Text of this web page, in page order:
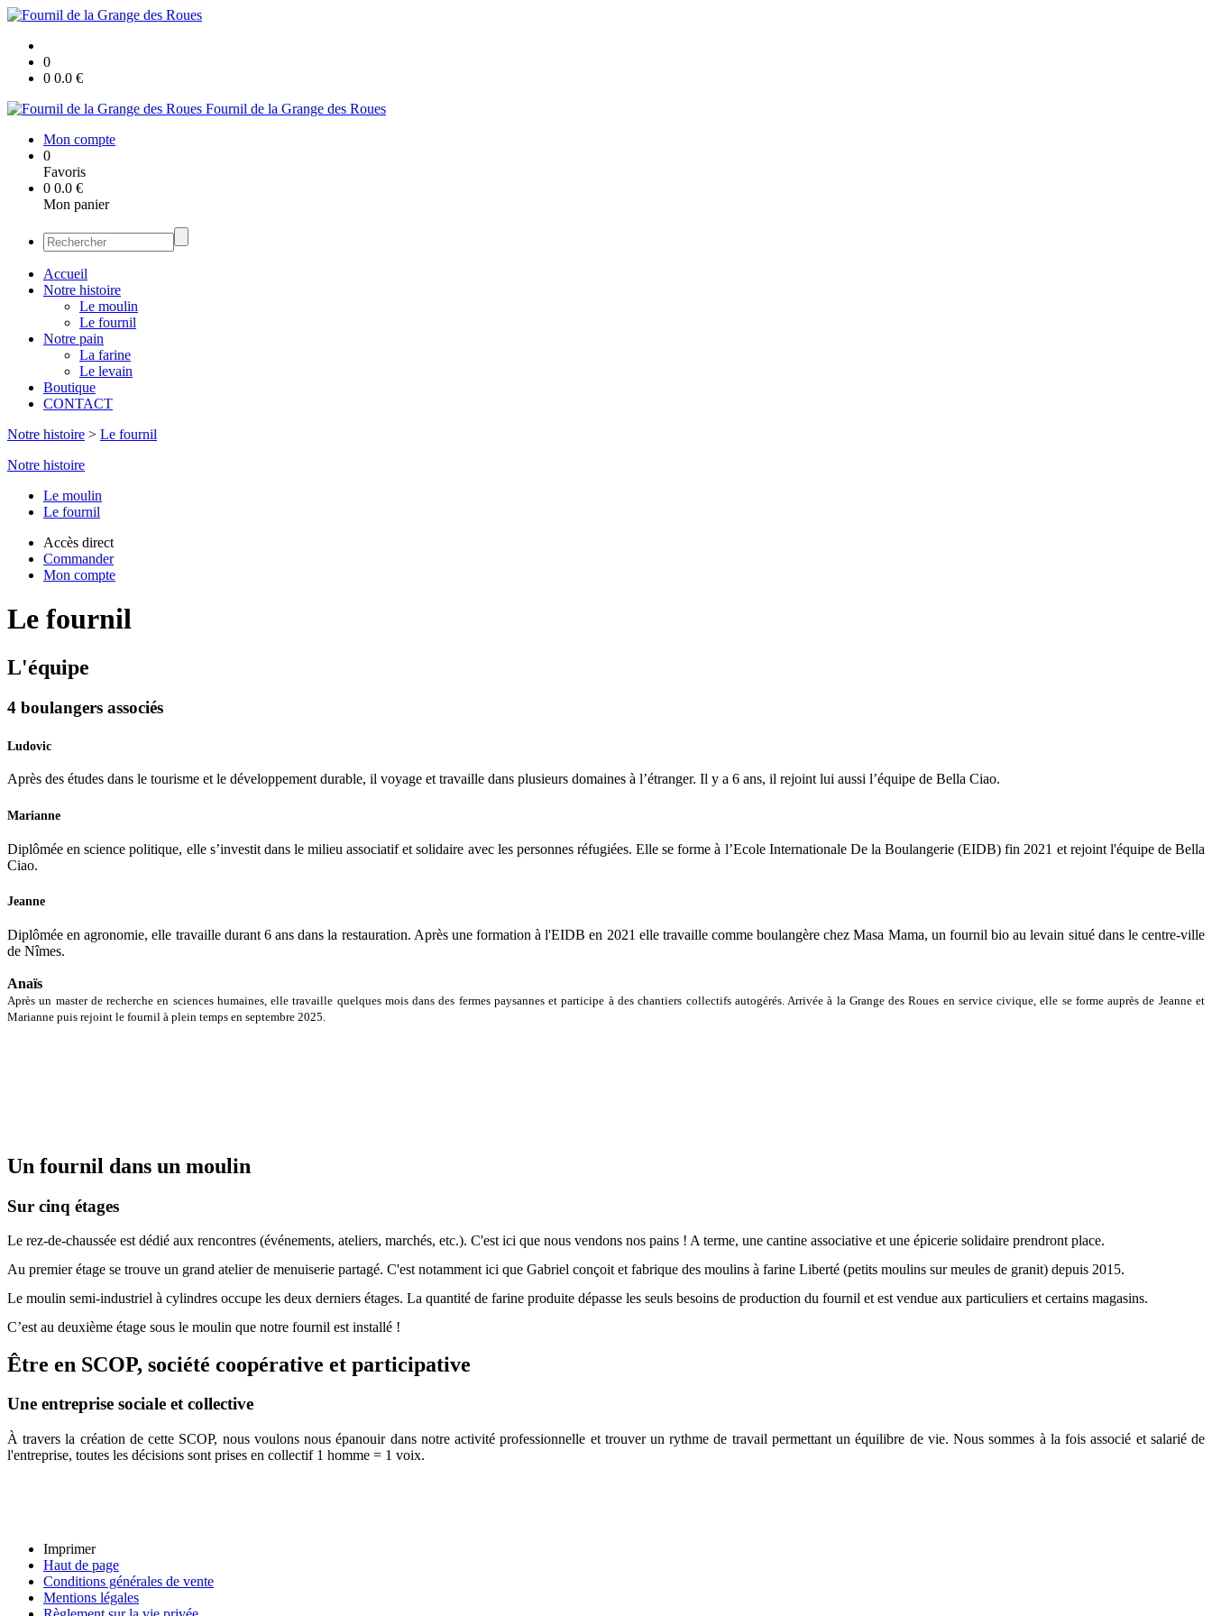
0
0 0.0 €
Fournil de la Grange des Roues
Mon compte
0
Favoris
0 0.0 €
Mon panier
Accueil
Notre histoire
Le moulin
Le fournil
Notre pain
La farine
Le levain
Boutique
CONTACT
Notre histoire > Le fournil
Notre histoire
Le moulin
Le fournil
Accès direct
Commander
Mon compte
Le fournil
L'équipe
4 boulangers associés
Ludovic
Après des études dans le tourisme et le développement durable, il voyage et travaille dans plusieurs domaines à l’étranger. Il y a 6 ans, il rejoint lui aussi l’équipe de Bella Ciao.
Marianne
Diplômée en science politique, elle s’investit dans le milieu associatif et solidaire avec les personnes réfugiées. Elle se forme à l’Ecole Internationale De la Boulangerie (EIDB) fin 2021 et rejoint l'équipe de Bella
Ciao.
Jeanne
Diplômée en agronomie, elle travaille durant 6 ans dans la restauration. Après une formation à l'EIDB en 2021 elle travaille comme boulangère chez Masa Mama, un fournil bio au levain situé dans le centre-ville
de Nîmes.
Anaïs
Après un master de recherche en sciences humaines, elle travaille quelques mois dans des fermes paysannes et participe à des chantiers collectifs autogérés. Arrivée à la Grange des Roues en service civique, elle se forme auprès de Jeanne et
Marianne puis rejoint le fournil à plein temps en septembre 2025.
Un fournil dans un moulin
Sur cinq étages
Le rez-de-chaussée est dédié aux rencontres (événements, ateliers, marchés, etc.). C'est ici que nous vendons nos pains ! A terme, une cantine associative et une épicerie solidaire prendront place.
Au premier étage se trouve un grand atelier de menuiserie partagé. C'est notamment ici que Gabriel conçoit et fabrique des moulins à farine Liberté (petits moulins sur meules de granit) depuis 2015.
Le moulin semi-industriel à cylindres occupe les deux derniers étages. La quantité de farine produite dépasse les seuls besoins de production du fournil et est vendue aux particuliers et certains magasins.
C’est au deuxième étage sous le moulin que notre fournil est installé !
Être en SCOP, société coopérative et participative
Une entreprise sociale et collective
À travers la création de cette SCOP, nous voulons nous épanouir dans notre activité professionnelle et trouver un rythme de travail permettant un équilibre de vie. Nous sommes à la fois associé et salarié de
l'entreprise, toutes les décisions sont prises en collectif 1 homme = 1 voix.
Imprimer
Haut de page
Conditions générales de vente
Mentions légales